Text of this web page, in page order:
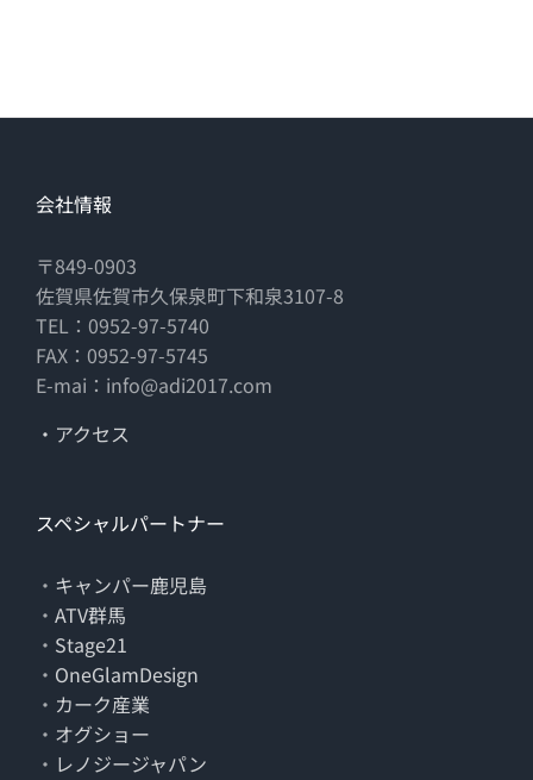
会社情報
〒849-0903
佐賀県佐賀市久保泉町下和泉3107-8
TEL：0952-97-5740
FAX：0952-97-5745
E-mai：info@adi2017.com
・アクセス
スペシャルパートナー
・ キャンパー鹿児島
・ ATV群馬
・ Stage21
・ OneGlamDesign
・ カーク産業
・ オグショー
・ レノジージャパン